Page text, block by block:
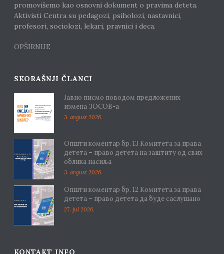
promovišemo kao osnovni dokument o pravima deteta.
Aktivisti Centra su pedagozi, psiholozi, nastavnici,
profesori, sociolozi, lekari, pravnici i deca.
OPŠIRNIJE
SKORAŠNJI ČLANCI
Јавно писмо поводом предложених
измена ЗОСОВ-а
3. avgust 2026.
Општи коментар бр. 13 Комитета за права
детета – право детета на заштиту од свих
облика насиља
3. avgust 2026.
Општи коментар бр. 12 Комитета за права
детета – право детета да буде саслушано
27. jul 2026.
KONTAKT INFO